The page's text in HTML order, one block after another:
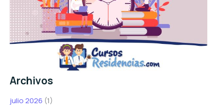
Archivos
julio 2026 (1)